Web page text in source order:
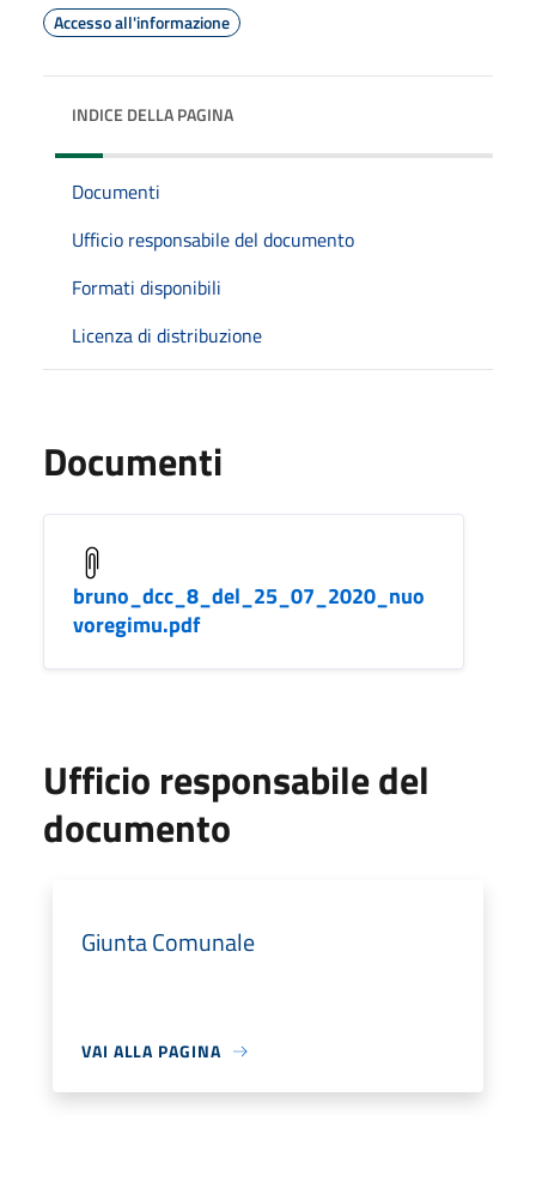
Accesso all'informazione
INDICE DELLA PAGINA
Documenti
Ufficio responsabile del documento
Formati disponibili
Licenza di distribuzione
Documenti
bruno_dcc_8_del_25_07_2020_nuo
voregimu.pdf
Ufficio responsabile del
documento
Giunta Comunale
VAI ALLA PAGINA